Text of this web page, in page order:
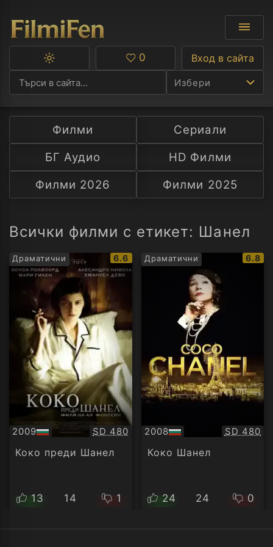
Избери
Ф
С
А
Превключване
тъмна
тема
Любими
0 Вход в сайта
Филми
Сериали
БГ Аудио
HD Филми
Филми 2026
Филми 2025
Всички филми с етикет: Шанел
Драматични
IMDb
рейтинг:
6.6
2009
БГ
аудио
Качество:
SD 480
Коко преди Шанел
13 14 1
Драматични
IMDb
6.8
2008
БГ
аудио
SD 480
Коко Шанел
24 24 0